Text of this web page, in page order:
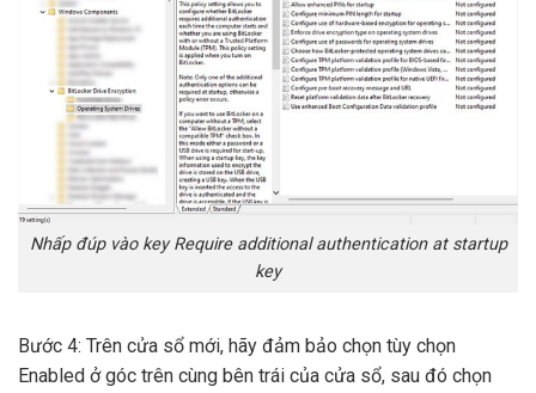
Nhấp đúp vào key Require additional authentication at startup
key
Bước 4: Trên cửa sổ mới, hãy đảm bảo chọn tùy chọn
Enabled ở góc trên cùng bên trái của cửa sổ, sau đó chọn